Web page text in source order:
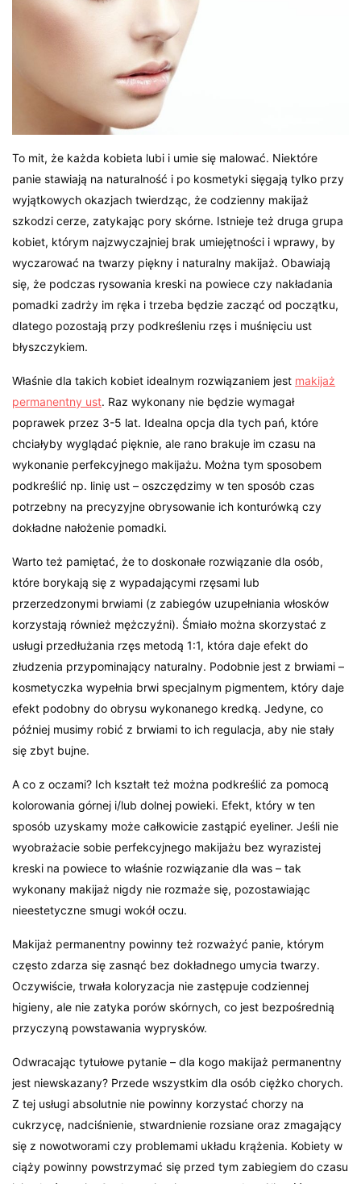
To mit, że każda kobieta lubi i umie się malować. Niektóre
panie stawiają na naturalność i po kosmetyki sięgają tylko przy
wyjątkowych okazjach twierdząc, że codzienny makijaż
szkodzi cerze, zatykając pory skórne. Istnieje też druga grupa
kobiet, którym najzwyczajniej brak umiejętności i wprawy, by
wyczarować na twarzy piękny i naturalny makijaż. Obawiają
się, że podczas rysowania kreski na powiece czy nakładania
pomadki zadrży im ręka i trzeba będzie zacząć od początku,
dlatego pozostają przy podkreśleniu rzęs i muśnięciu ust
błyszczykiem.
Właśnie dla takich kobiet idealnym rozwiązaniem jest makijaż
permanentny ust. Raz wykonany nie będzie wymagał
poprawek przez 3-5 lat. Idealna opcja dla tych pań, które
chciałyby wyglądać pięknie, ale rano brakuje im czasu na
wykonanie perfekcyjnego makijażu. Można tym sposobem
podkreślić np. linię ust – oszczędzimy w ten sposób czas
potrzebny na precyzyjne obrysowanie ich konturówką czy
dokładne nałożenie pomadki.
Warto też pamiętać, że to doskonałe rozwiązanie dla osób,
które borykają się z wypadającymi rzęsami lub
przerzedzonymi brwiami (z zabiegów uzupełniania włosków
korzystają również mężczyźni). Śmiało można skorzystać z
usługi przedłużania rzęs metodą 1:1, która daje efekt do
złudzenia przypominający naturalny. Podobnie jest z brwiami –
kosmetyczka wypełnia brwi specjalnym pigmentem, który daje
efekt podobny do obrysu wykonanego kredką. Jedyne, co
później musimy robić z brwiami to ich regulacja, aby nie stały
się zbyt bujne.
A co z oczami? Ich kształt też można podkreślić za pomocą
kolorowania górnej i/lub dolnej powieki. Efekt, który w ten
sposób uzyskamy może całkowicie zastąpić eyeliner. Jeśli nie
wyobrażacie sobie perfekcyjnego makijażu bez wyrazistej
kreski na powiece to właśnie rozwiązanie dla was – tak
wykonany makijaż nigdy nie rozmaże się, pozostawiając
nieestetyczne smugi wokół oczu.
Makijaż permanentny powinny też rozważyć panie, którym
często zdarza się zasnąć bez dokładnego umycia twarzy.
Oczywiście, trwała koloryzacja nie zastępuje codziennej
higieny, ale nie zatyka porów skórnych, co jest bezpośrednią
przyczyną powstawania wyprysków.
Odwracając tytułowe pytanie – dla kogo makijaż permanentny
jest niewskazany? Przede wszystkim dla osób ciężko chorych.
Z tej usługi absolutnie nie powinny korzystać chorzy na
cukrzycę, nadciśnienie, stwardnienie rozsiane oraz zmagający
się z nowotworami czy problemami układu krążenia. Kobiety w
ciąży powinny powstrzymać się przed tym zabiegiem do czasu